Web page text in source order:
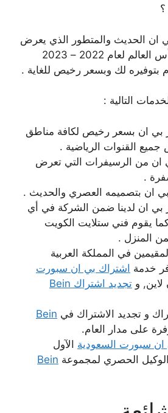
؟
ان الحديث والمتطور الذي يعرض
بطولات ومبارايات كأس العالم لعام 2022 – 2023
بتوفيره لك وبسعر رخيص للغاية .
التالية :
بي ان بسعر رخيص لكافة مناطق
القنوات الرياضية .
ان من الرسيفرات التي تعرض
.
ان بتصميمه العصري والحديث .
بي ان لدينا ضمن الشركة في أي
يقوم فني ستلايت الكويت
المنزل .
في المملكة العربية
خدمة اشتراك بي ان سبورت
لاين, و تجديد اشتراك Bein
و تجديد الاشتراك في Bein
على مدار العام.
ان سبورت السعودية الآول
الحصري لمجموعة Bein